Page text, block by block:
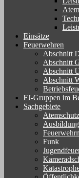
Einsätze
Feuerwehren
Abschnitt
Abschnitt
Abschnitt
Abschnitt
FJ-Gruppen im
Sachgebiete
Atemschutz
Ausbildung
Funk